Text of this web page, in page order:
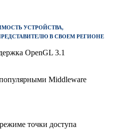
УСТРОЙСТВА,
В СВОЕМ РЕГИОНЕ
OpenGL 3.1
Middleware
точки доступа